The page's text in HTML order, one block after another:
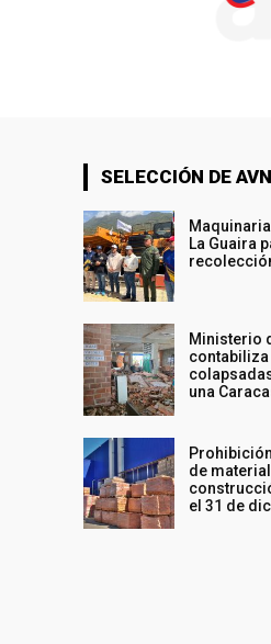
SELECCIÓN DE AVN
La Guaira
Ministerio
una
de
el 31 de